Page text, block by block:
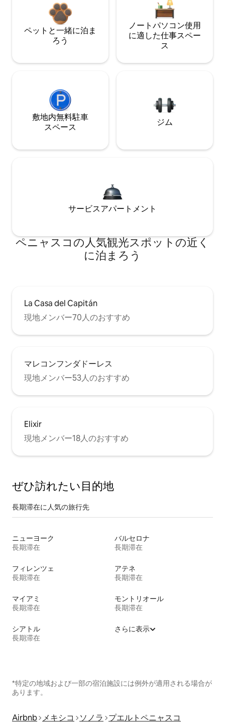
ペットと一緒に泊ま
ろう
ノートパソコン使用
に適した仕事スペー
ス
敷地内無料駐⁠車
ス⁠ペ⁠ー⁠ス
ジム
サービスアパートメント
ペニャスコの人気観光スポットの近く
に泊まろう
La Casa del Capitán
現地メンバー70人のおすすめ
マレコンフンダドーレス
現地メンバー53人のおすすめ
Elixir
現地メンバー18人のおすすめ
ぜひ訪⁠れ⁠た⁠い目⁠的⁠地
長期滞在に人気の旅行先
ニューヨーク
長期滞在
バルセロナ
長期滞在
フィレンツェ
長期滞在
アテネ
長期滞在
マイアミ
長期滞在
モントリオール
長期滞在
シアトル
長期滞在
さらに表示
*特定の地域および一部の宿泊施設には例外が適用される場合が
あります。
Airbnb メキシコ ソノラ
プエルトペニャスコ